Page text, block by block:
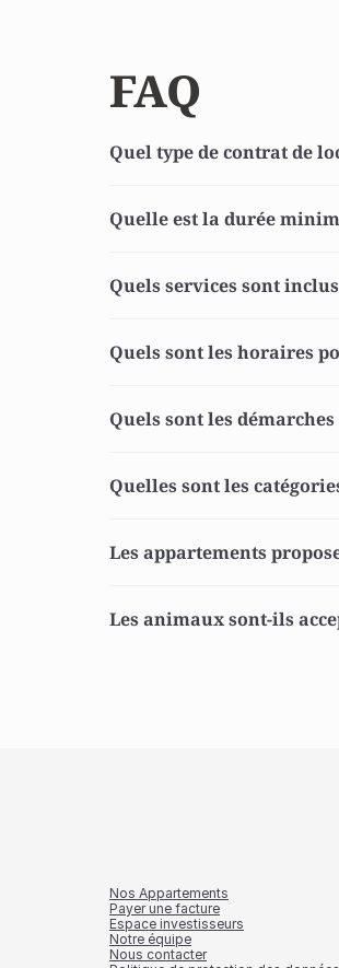
FAQ
Quel type de contrat de
Quelle est la durée
Quels services sont
Quels sont les horaires
Quels sont les
Quelles sont les
Les appartements
Les animaux sont-ils
Nos Appartements
Payer une facture
Espace investisseurs
Notre équipe
Nous contacter